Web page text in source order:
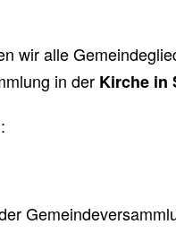
wir alle
in der Kirche in